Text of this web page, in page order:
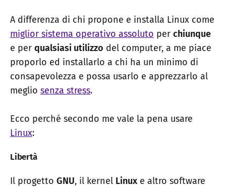
A differenza di chi propone e installa Linux come
miglior sistema operativo assoluto per chiunque
e per qualsiasi utilizzo del computer, a me piace
proporlo ed installarlo a chi ha un minimo di
consapevolezza e possa usarlo e apprezzarlo al
meglio senza stress.
Ecco perché secondo me vale la pena usare
Linux:
Libertà
Il progetto GNU, il kernel Linux e altro software